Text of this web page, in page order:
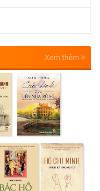
Xem thêm